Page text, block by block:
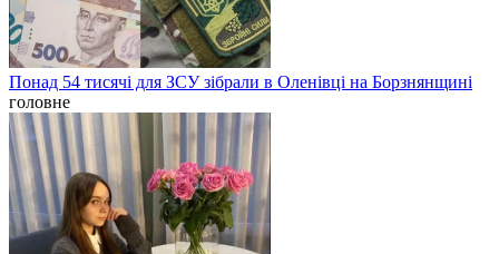
Понад 54 тисячі для ЗСУ зібрали в Оленівці на Борзнянщині
головне